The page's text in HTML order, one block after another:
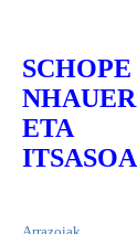
SCHOPE
NHAUER
ETA
ITSASOA